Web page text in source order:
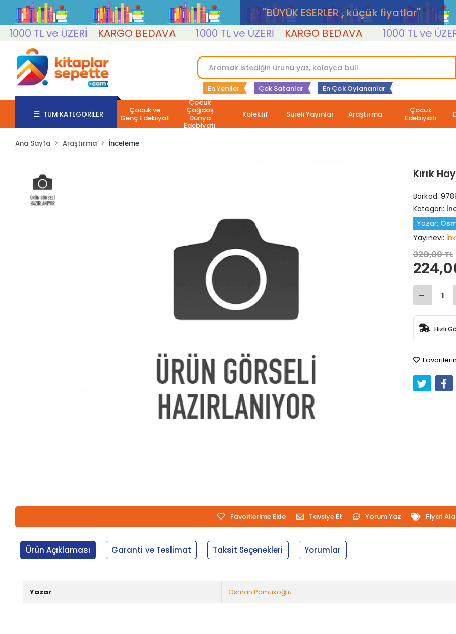
''BÜYÜK ESERLER , küçük fiyatlar''
TL ve ÜZERİ
KARGO BEDAVA 1000 TL ve ÜZERİ KARGO BEDAVA 1000 TL ve ÜZERİ
En Yeniler Çok Satanlar En Çok Oylananlar
TÜM KATEGORİLER Çocuk ve
Genç Edebiyat
Çocuk
Çağdaş
Dünya
Edebiyatı
Kolektif Süreli Yayınlar Araştırma Çocuk
Edebiyatı
Ana Sayfa Araştırma İnceleme
Kırık
Barkod:
Kategori:
Yazar:
Yayınevi:
320,00 TL
Hızlı
Favorilerime Ekle Tavsiye Et Yorum Yaz Fiyat
Ürün Açıklaması Garanti ve Teslimat Taksit Seçenekleri Yorumlar
Yazar Osman Pamukoğlu